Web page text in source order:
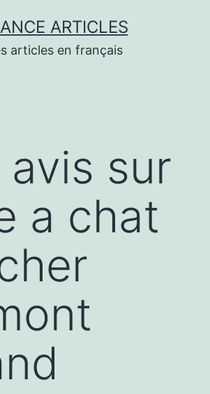
ARTICLES
articles en français
avis sur
a chat